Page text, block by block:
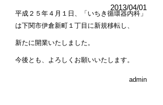
2013/04/01
平成２５年４月１日、「いちき循環器内科」
は下関市伊倉新町１丁目に新規移転し、
新たに開業いたしました。
今後とも、よろしくお願いいたします。
admin